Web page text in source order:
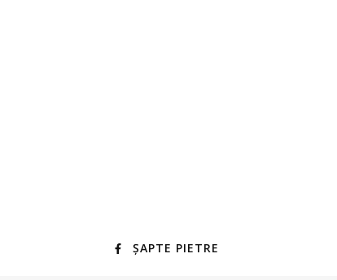
ȘAPTE PIETRE